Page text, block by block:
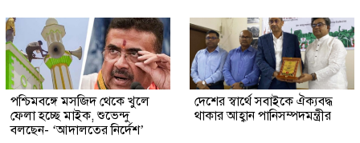
পশ্চিমবঙ্গে মসজিদ থেকে খুলে
ফেলা হচ্ছে মাইক, শুভেন্দু
বলছেন- ‘আদালতের নির্দেশ’
দেশের স্বার্থে সবাইকে ঐক্যবদ্ধ
থাকার আহ্বান পানিসম্পদমন্ত্রীর